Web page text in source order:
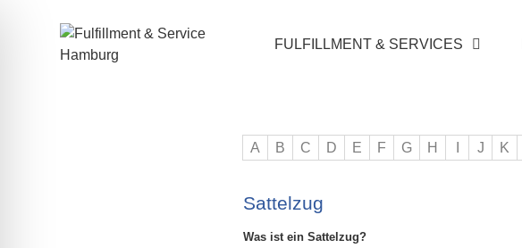
FULFILLMENT & SERVICES
A B C D E F G H J K
Sattelzug
Was ist ein Sattelzug?